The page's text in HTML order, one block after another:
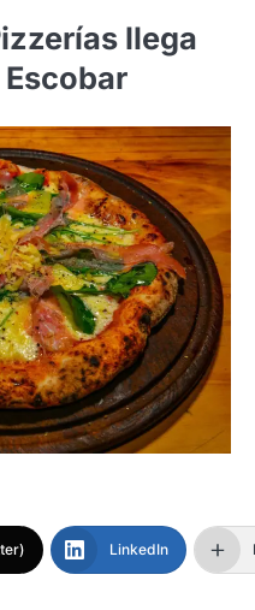
llega
LinkedIn